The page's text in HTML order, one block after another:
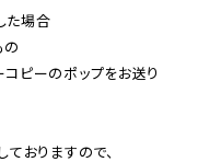
た場合
の
ピーのポップをお送り
おりますので、